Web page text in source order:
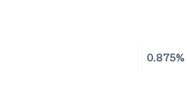
0.875%